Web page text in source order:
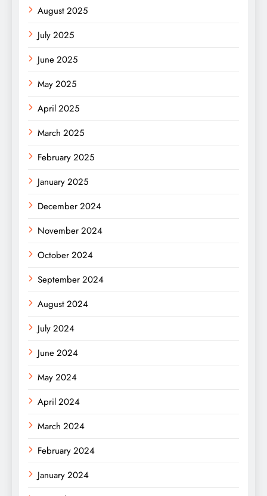
August 2025
July 2025
June 2025
May 2025
April 2025
March 2025
February 2025
January 2025
December 2024
November 2024
October 2024
September 2024
August 2024
July 2024
June 2024
May 2024
April 2024
March 2024
February 2024
January 2024